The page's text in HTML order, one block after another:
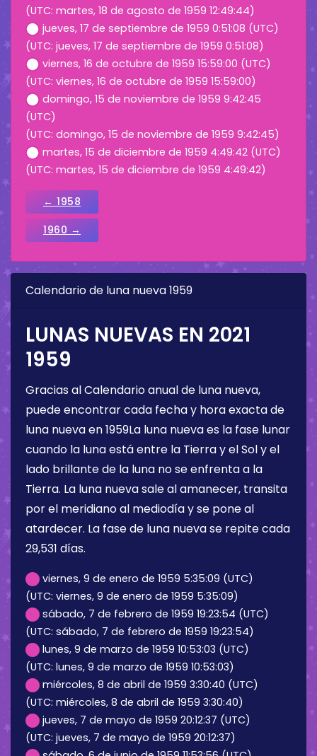
(UTC: martes, 18 de agosto de 1959 12:49:44)
jueves, 17 de septiembre de 1959 0:51:08 (UTC)
(UTC: jueves, 17 de septiembre de 1959 0:51:08)
viernes, 16 de octubre de 1959 15:59:00 (UTC)
(UTC: viernes, 16 de octubre de 1959 15:59:00)
domingo, 15 de noviembre de 1959 9:42:45
(UTC)
(UTC: domingo, 15 de noviembre de 1959 9:42:45)
martes, 15 de diciembre de 1959 4:49:42 (UTC)
(UTC: martes, 15 de diciembre de 1959 4:49:42)
← 1958
1960 →
Calendario de luna nueva 1959
LUNAS NUEVAS EN 2021
1959
Gracias al Calendario anual de luna nueva,
puede encontrar cada fecha y hora exacta de
luna nueva en 1959La luna nueva es la fase lunar
cuando la luna está entre la Tierra y el Sol y el
lado brillante de la luna no se enfrenta a la
Tierra. La luna nueva sale al amanecer, transita
por el meridiano al mediodía y se pone al
atardecer. La fase de luna nueva se repite cada
29,531 días.
viernes, 9 de enero de 1959 5:35:09 (UTC)
(UTC: viernes, 9 de enero de 1959 5:35:09)
sábado, 7 de febrero de 1959 19:23:54 (UTC)
(UTC: sábado, 7 de febrero de 1959 19:23:54)
lunes, 9 de marzo de 1959 10:53:03 (UTC)
(UTC: lunes, 9 de marzo de 1959 10:53:03)
miércoles, 8 de abril de 1959 3:30:40 (UTC)
(UTC: miércoles, 8 de abril de 1959 3:30:40)
jueves, 7 de mayo de 1959 20:12:37 (UTC)
(UTC: jueves, 7 de mayo de 1959 20:12:37)